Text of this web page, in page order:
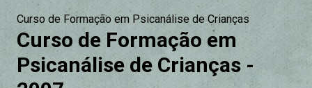
Curso de Formação em Psicanálise de Crianças
Curso de Formação em
Psicanálise de Crianças -